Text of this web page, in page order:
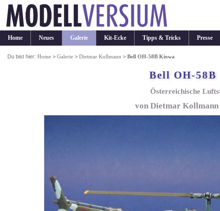
Home Neues Galerie Kit-Ecke Tipps & Tricks Presse
Du bist hier:Home >Galerie >Dietmar Kollmann >Bell OH-58B Kiowa
Bell OH-58B
Österreichische
von Dietmar